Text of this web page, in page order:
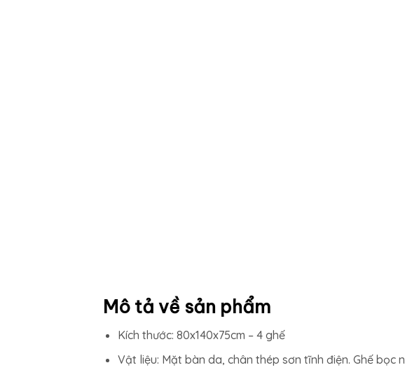
Mô tả về sản phẩm
Kích thước: 80x140x75cm – 4 ghế
Vật liệu: Mặt bàn da, chân thép sơn tĩnh điện. Ghế bọc